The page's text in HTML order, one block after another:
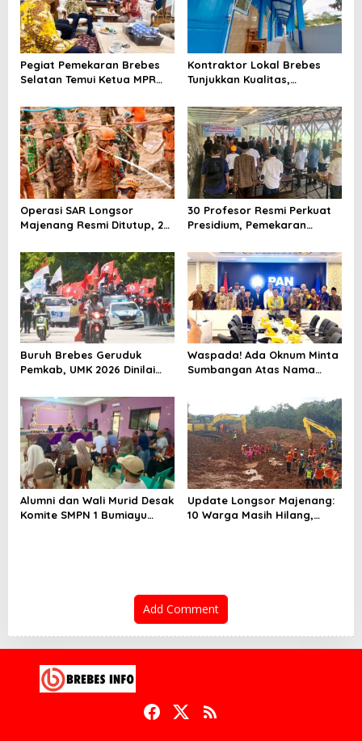
Pegiat Pemekaran Brebes
Selatan Temui Ketua MPR
Dukungan Urus Berkas ke
Provinsi
Kontraktor Lokal Brebes
Tunjukkan Kualitas,
Negeri Brebes Rampung
Operasi SAR Longsor
Majenang Resmi Ditutup, 2
hingga Hari ke-10
30 Profesor Resmi Perkuat
Presidium, Pemekaran
Terbendung
Buruh Brebes Geruduk
Pemkab, UMK 2026 Dinilai
Waspada! Ada Oknum Minta
Sumbangan Atas Nama
Alumni dan Wali Murid Desak
Komite SMPN 1 Bumiayu
Update Longsor Majenang:
10 Warga Masih Hilang,
Add Comment